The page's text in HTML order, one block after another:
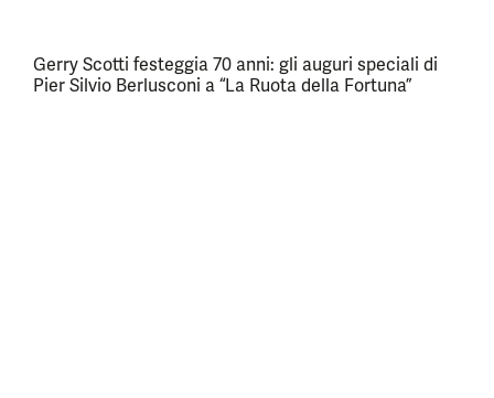
Gerry Scotti festeggia 70 anni: gli auguri speciali di
Pier Silvio Berlusconi a “La Ruota della Fortuna”